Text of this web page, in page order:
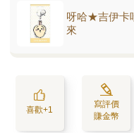
呀哈★吉伊卡
來
喜歡+1
寫評價
賺金幣